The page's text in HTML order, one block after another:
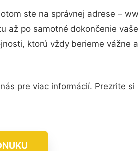
ste na správnej adrese –
po samotné dokončenie
ktorú vždy berieme vážne
pre viac informácií. Prezrite